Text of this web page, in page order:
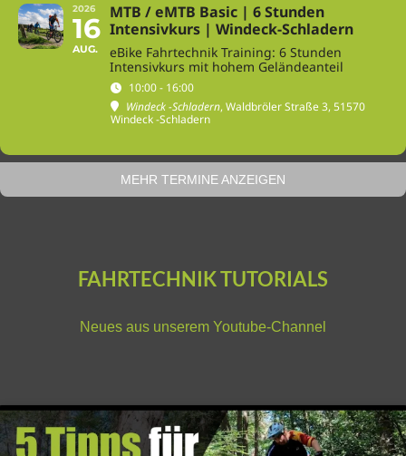
2026
16
AUG.
MTB / eMTB Basic | 6 Stunden
Intensivkurs | Windeck-Schladern
eBike Fahrtechnik Training: 6 Stunden
Intensivkurs mit hohem Geländeanteil
10:00 - 16:00
Windeck -Schladern, Waldbröler Straße 3, 51570
Windeck -Schladern
MEHR TERMINE ANZEIGEN
FAHRTECHNIK TUTORIALS
Neues aus unserem Youtube-Channel